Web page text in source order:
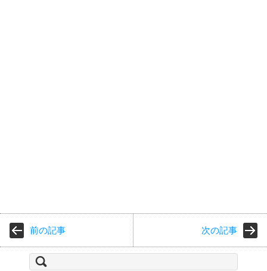
前の記事 次の記事
検
索: